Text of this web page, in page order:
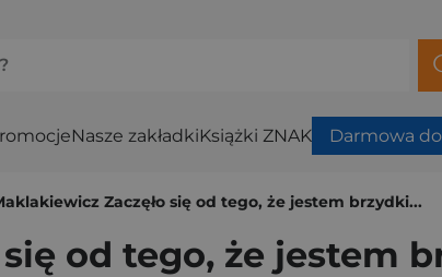
Nasze zakładkiKsiążki ZNAK Darmowa
Zaczęło się od tego, że jestem brzydki...
od tego, że jestem